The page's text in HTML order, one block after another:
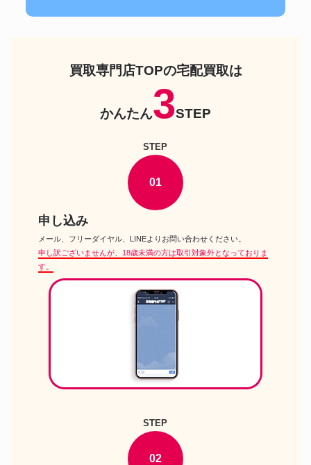
買取専門店TOPの宅配買取は
かんたん3STEP
STEP
01
申し込み
メール、フリーダイヤル、LINEよりお問い合わせください。
申し訳ございませんが、18歳未満の方は取引対象外となっておりま
す。
STEP
02